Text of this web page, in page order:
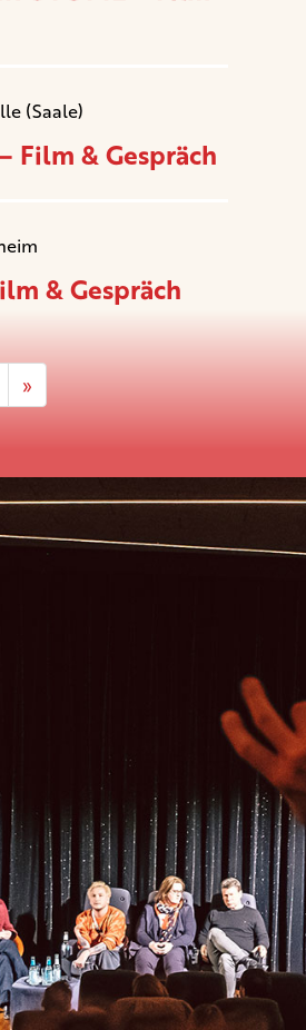
(Saale)
Film & Gespräch
& Gespräch
»